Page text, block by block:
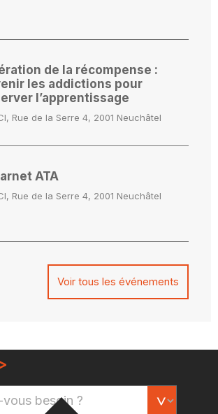
de la récompense :
les addictions pour
l’apprentissage
Rue de la Serre 4, 2001 Neuchâtel
ATA
Rue de la Serre 4, 2001 Neuchâtel
Voir tous les événements